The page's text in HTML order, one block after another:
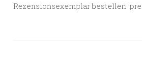
Rezensionsexemplar bestellen: